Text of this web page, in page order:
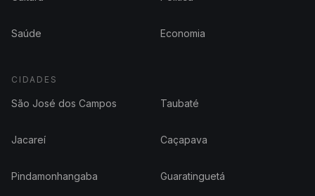
Saúde Economia
CIDADES
São José dos Campos Taubaté
Jacareí Caçapava
Pindamonhangaba Guaratinguetá